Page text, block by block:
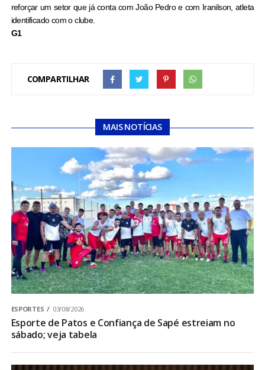
reforçar um setor que já conta com João Pedro e com Iranilson, atleta
identificado com o clube.
G1
COMPARTILHAR
MAIS NOTÍCIAS
ESPORTES 03/08/2026
Esporte de Patos e Confiança de Sapé estreiam no
sábado; veja tabela